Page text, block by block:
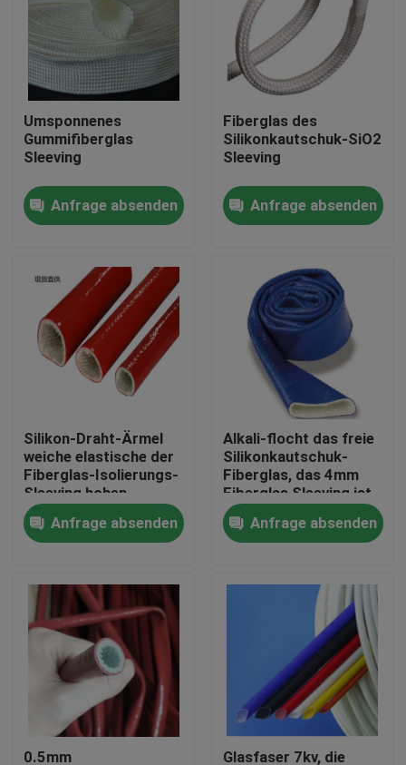
Produkte
Über uns
Qualitätskontrolle
Treten Sie mit uns in Verbindung
Fordern Sie ein Zitat
Flexibler PVC-Schläuche
durch Hitze schrumpfbares Rohr
Gewölbter flexible Schläuche
Umsponnenes
Gummifiberglas
Sleeving
Anfrage absenden
Fiberglas des
Silikonkautschuk-SiO2
Sleeving
Anfrage absenden
Silikon-Draht-Ärmel
weiche elastische der
Fiberglas-Isolierungs-
Sleeving hohen
Temperatur
Anfrage absenden
Alkali-flocht das freie
Silikonkautschuk-
Fiberglas, das 4mm
Fiberglas Sleeving ist,
Sleeving
Anfrage absenden
0.5mm Glasfaser 7kv, die